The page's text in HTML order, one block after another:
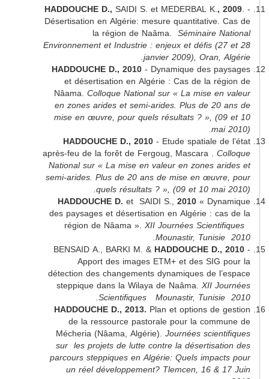
HADDOUCHE D.,SAIDI S. et MEDERBAL K.
Désertisation en Algérie: mesure
la région de Naâma.
Environnement et Industrie : enjeux et défis
janvier 2009),
HADDOUCHE D., 2010- Dynamique des
et désertisation en Algérie : Cas de la
Nâama.Colloque National sur « La mise
en zones arides et semi-arides. Plus de
mise en œuvre, pour quels résultats ? »,
HADDOUCHE D., 2010- Etude spatiale
après-feu de la forêt de Fergoug, Mascara .
National sur « La mise en valeur en zones
semi-arides. Plus de 20 ans de mise en
quels résultats ? », (09 et 10
HADDOUCHE D. et SAIDI S.,2010«
des paysages et désertisation en Algérie :
région de Nâama ».XII Journées
Mounastir,
BENSAID A., BARKI M. &HADDOUCHE
Apport des images ETM+ et des
détection des changements dynamiques de
steppique dans la Wilaya de Naâma.
Scientifiques Mounastir,
HADDOUCHE D., 2013.Plan et options
de la ressource pastorale pour la
Mécheria (Nâama, Algérie).Journées
surles projets de lutte contre la
parcours steppiques en Algérie: Quels
un réel développement? Tlemcen, 16